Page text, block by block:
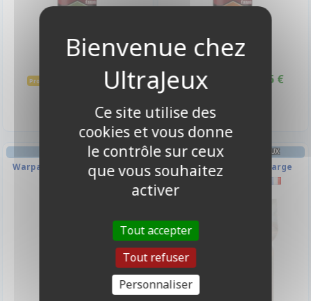
Promo -10% 3,15 € Promo -10% 3,15 €
Warpaints Fanatic - Opal Skin
PROTÈGES CARTES SPÉCIAUX
Board Game Sleeves Large
(59x92mm) par 100
Ce site utilise des
cookies et vous donne
le contrôle sur ceux
que vous souhaitez
activer
Tout accepter
Tout refuser
Personnaliser